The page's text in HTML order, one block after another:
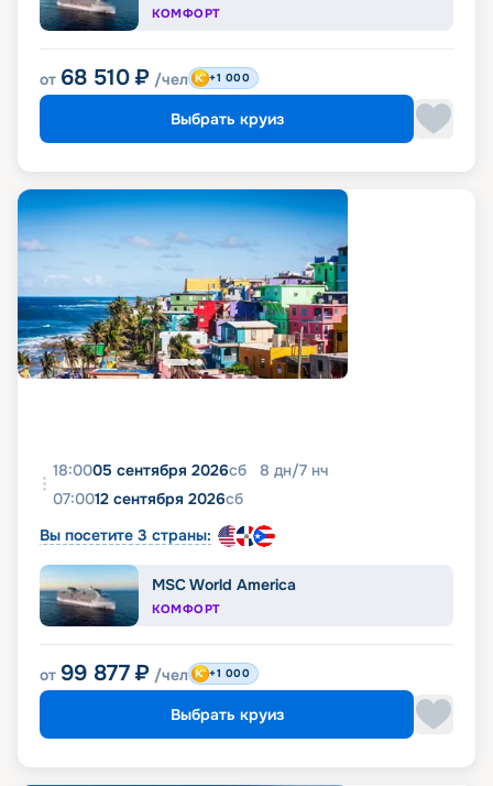
КОМФОРТ
от 68 510 ₽ /чел +1 000
Выбрать круиз
18:0005 сентября 2026сб 8 дн/7 нч
07:0012 сентября 2026сб
Вы посетите 3 страны:
MSC World America
КОМФОРТ
от 99 877 ₽ /чел +1 000
Выбрать круиз